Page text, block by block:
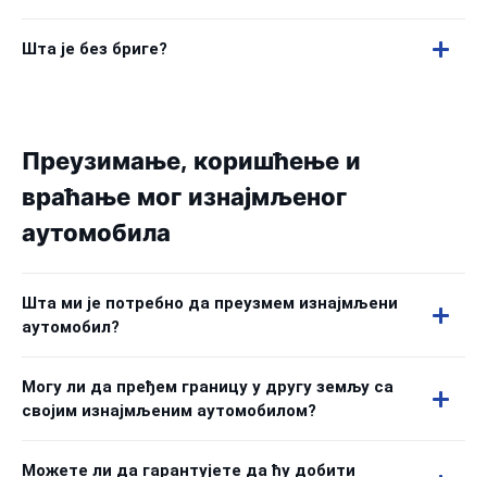
Шта је без бриге?
Преузимање, коришћење и
враћање мог изнајмљеног
аутомобила
Шта ми је потребно да преузмем изнајмљени
аутомобил?
Могу ли да пређем границу у другу земљу са
својим изнајмљеним аутомобилом?
Можете ли да гарантујете да ћу добити